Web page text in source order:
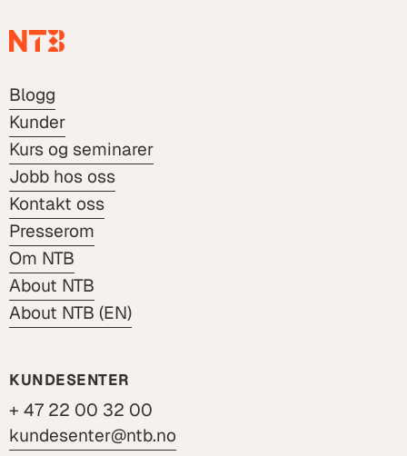
Blogg
Kunder
Kurs og seminarer
Jobb hos oss
Kontakt oss
Presserom
Om NTB
About NTB
About NTB (EN)
KUNDESENTER
+ 47 22 00 32 00
kundesenter@ntb.no